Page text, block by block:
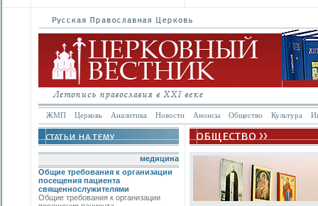
ЖМП Церковь Аналитика Новости Анонсы Общество Культура
медицина
Общие требования к организации
посещения пациента
священнослужителями
Общие требования к организации